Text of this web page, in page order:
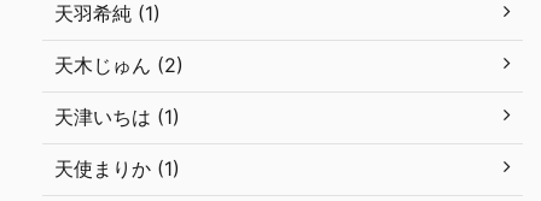
天羽希純 (1)
天木じゅん (2)
天津いちは (1)
天使まりか (1)